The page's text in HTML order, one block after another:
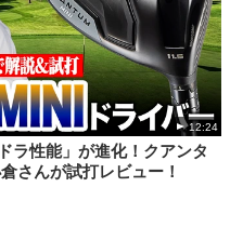
12:24
ラ性能」が進化！クアンタ
さんが試打レビュー！